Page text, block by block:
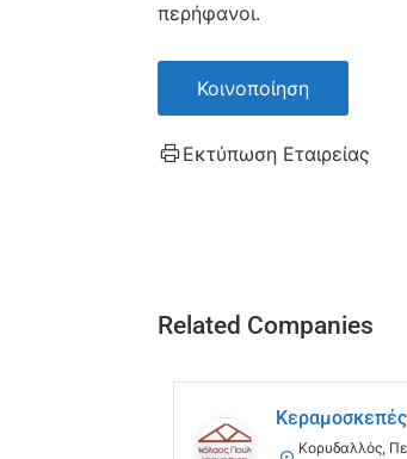
περήφανοι.
Κοινοποίηση
Εκτύπωση Εταιρείας
Related Companies
Κορυδαλλός,